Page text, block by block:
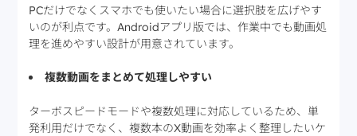
PCだけでなくスマホでも使いたい場合に選択肢を広げやす
いのが利点です。Androidアプリ版では、作業中でも動画処
理を進めやすい設計が用意されています。
複数動画をまとめて処理しやすい
ターボスピードモードや複数処理に対応しているため、単
発利用だけでなく、複数本のX動画を効率よく整理したいケ